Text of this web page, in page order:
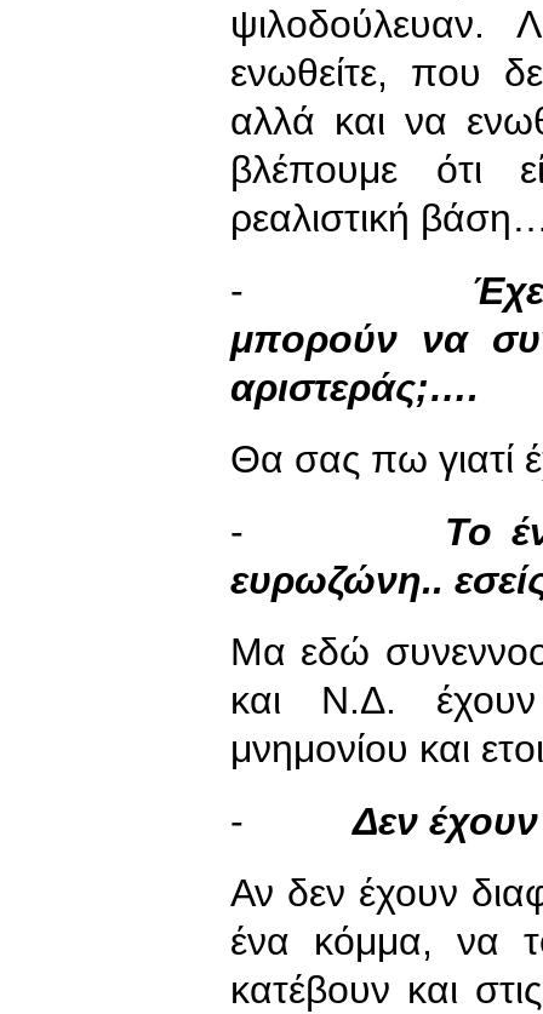
ψιλοδούλευαν.
ενωθείτε, που
αλλά και να
βλέπουμε ότι
ρεαλιστική
-
μπορούν να
αριστεράς;….
Θα σας πω γιατί
- Το
ευρωζώνη..
Μα εδώ
και Ν.Δ. έχουν
μνημονίου και
-Δεν
Αν δεν έχουν
ένα κόμμα, να
κατέβουν και